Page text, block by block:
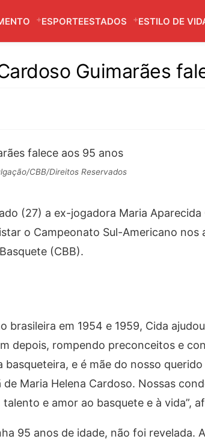
ESPORTEESTADOS ESTILO DE
Guimarães
CBB/Direitos Reservados
(27) a ex-jogadora Maria Aparecida
o Campeonato Sul-Americano nos
(CBB).
brasileira em 1954 e 1959, Cida
depois, rompendo preconceitos e
e é mãe do nosso querido
Maria Helena Cardoso. Nossas
e amor ao basquete e à vida”,
95 anos de idade, não foi revelada.